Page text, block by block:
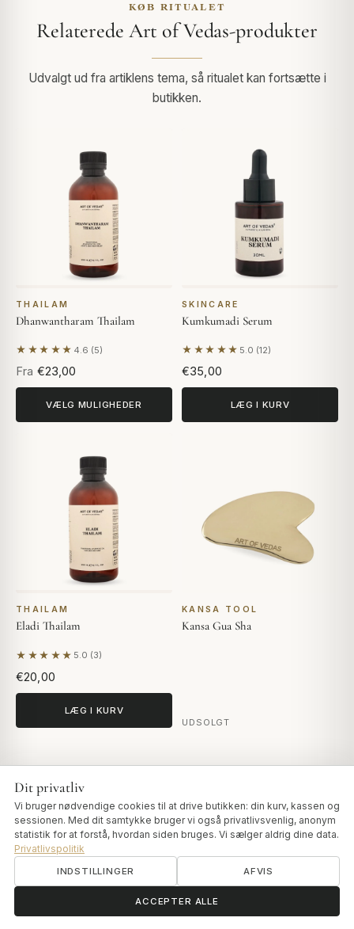
KØB RITUALET
Relaterede Art of Vedas-produkter
Udvalgt ud fra artiklens tema, så ritualet kan fortsætte i
butikken.
THAILAM
Dhanwantharam Thailam
★★★★★ 4.6 (5)
Baseret på 5 anmeldelser
Fra €23,00
VÆLG MULIGHEDER
SKINCARE
Kumkumadi Serum
★★★★★ 5.0 (12)
Baseret på 12 anmeldelser
€35,00
LÆG I KURV
THAILAM
Eladi Thailam
★★★★★ 5.0 (3)
Baseret på 3 anmeldelser
€20,00
LÆG I KURV
KANSA TOOL
Kansa Gua Sha
UDSOLGT
Dit privatliv
Vi bruger nødvendige cookies til at drive butikken: din kurv, kassen og
sessionen. Med dit samtykke bruger vi også privatlivsvenlig, anonym
statistik for at forstå, hvordan siden bruges. Vi sælger aldrig dine data.
Privatlivspolitik
INDSTILLINGER AFVIS
ACCEPTER ALLE